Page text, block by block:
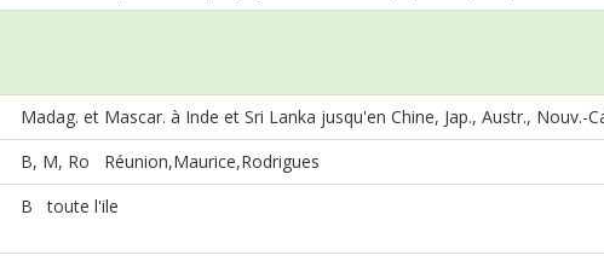
Madag. et Mascar. à Inde et Sri Lanka jusqu'en Chine, Jap., Austr., Nouv.-
B, M, Ro Réunion,Maurice,Rodrigues
B toute l'ile